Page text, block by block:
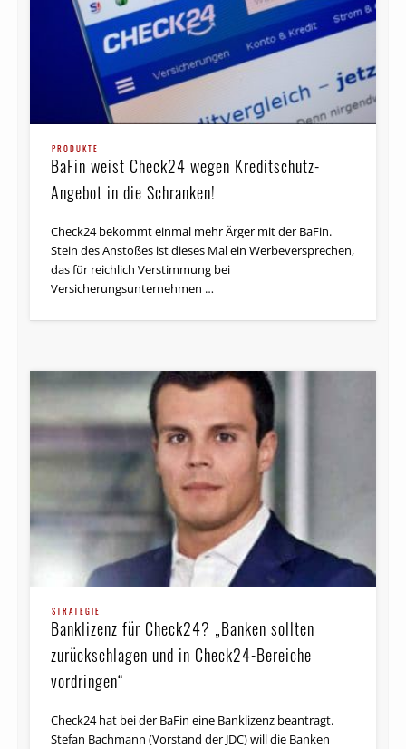
PRODUKTE
BaFin weist Check24 wegen Kreditschutz-
Angebot in die Schranken!
Check24 bekommt einmal mehr Ärger mit der BaFin.
Stein des Anstoßes ist dieses Mal ein Werbeversprechen,
das für reichlich Verstimmung bei
Versicherungsunternehmen …
STRATEGIE
Banklizenz für Check24? „Banken sollten
zurück­schlagen und in Check24-Bereiche
vordringen“
Check24 hat bei der BaFin eine Banklizenz beantragt.
Stefan Bachmann (Vorstand der JDC) will die Banken